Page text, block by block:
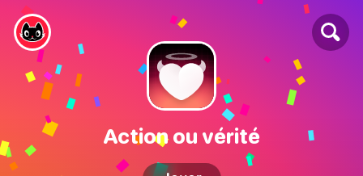
Action ou vérité